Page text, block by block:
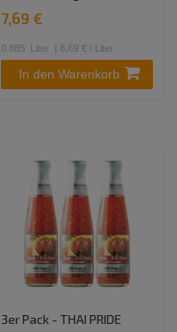
7,69 €
0.885 Liter | 8,69 € / Liter
In den Warenkorb
3er Pack - THAI PRIDE